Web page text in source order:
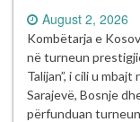
August 2, 2026
Kombëtarja e
në turneun
Talijan”, i cili u
Sarajevë, Bosnje
përfunduan